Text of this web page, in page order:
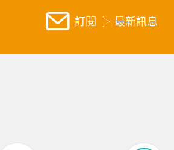
訂閱 最新訊息